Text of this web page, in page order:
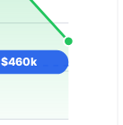
$460k